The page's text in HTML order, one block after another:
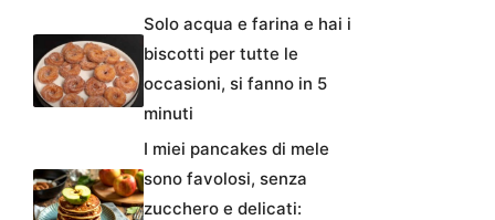
Solo acqua e farina e hai i
biscotti per tutte le
occasioni, si fanno in 5
minuti
I miei pancakes di mele
sono favolosi, senza
zucchero e delicati: